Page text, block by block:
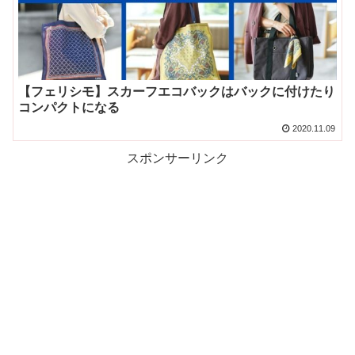
【フェリシモ】スカーフエコバックはバックに付けたり
コンパクトになる
2020.11.09
スポンサーリンク